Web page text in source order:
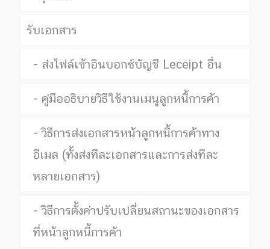
รับเอกสาร
ส่งไฟล์เข้าอินบอกซ์บัญชี Leceipt อื่น
คู่มืออธิบายวิธีใช้งานเมนูลูกหนี้การค้า
วิธีการส่งเอกสารหน้าลูกหนี้การค้าทาง
อีเมล (ทั้งส่งทีละเอกสารและการส่งทีละ
หลายเอกสาร)
วิธีการตั้งค่าปรับเปลี่ยนสถานะของเอกสาร
ที่หน้าลูกหนี้การค้า